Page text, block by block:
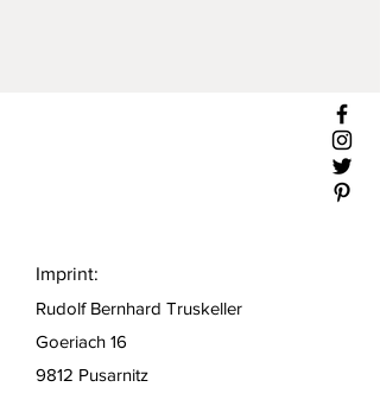
Imprint:
Rudolf Bernhard Truskeller
Goeriach 16
9812 Pusarnitz